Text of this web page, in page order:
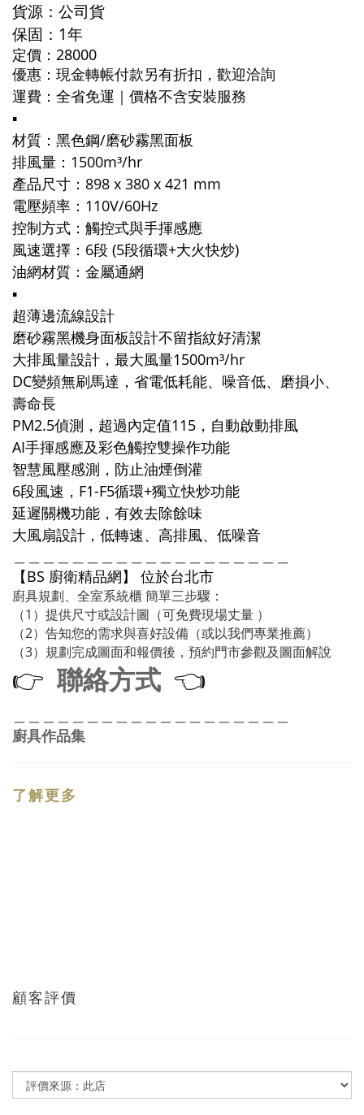
貨源：公司貨
保固：1年
定價：28000
優惠： 現金轉帳付款另有折扣，歡迎洽詢
運費：全省免運｜ 價格不含安裝服務
▪️
材質：黑色鋼/磨砂霧黑面板
排風量：1500m³/hr
產品尺寸：898 x 380 x 421 mm
電壓頻率：110V/60Hz
控制方式：觸控式與手揮感應
風速選擇：6段 (5段循環+大火快炒)
油網材質：金屬通網
▪️
超薄邊流線設計
磨砂霧黑機身面板設計不留指紋好清潔
大排風量設計，最大風量1500m³/hr
DC變頻無刷馬達，省電低耗能、噪音低、磨損小、
壽命長
PM2.5偵測，超過內定值115，自動啟動排風
AI手揮感應及彩色觸控雙操作功能
智慧風壓感測，防止油煙倒灌
6段風速，F1-F5循環+獨立快炒功能
延遲關機功能，有效去除餘味
大風扇設計，低轉速、高排風、低噪音
【BS 廚衛精品網】 位於台北市
廚具規劃、全室系統櫃 簡單三步驟：
（1）提供尺寸或設計圖（可免費現場丈量 ）
（2）告知您的需求與喜好設備（或以我們專業推薦）
（3）規劃完成圖面和報價後，預約門市參觀及圖面解說
👉 聯絡方式 👈
廚具作品集
了解更多
顧客評價